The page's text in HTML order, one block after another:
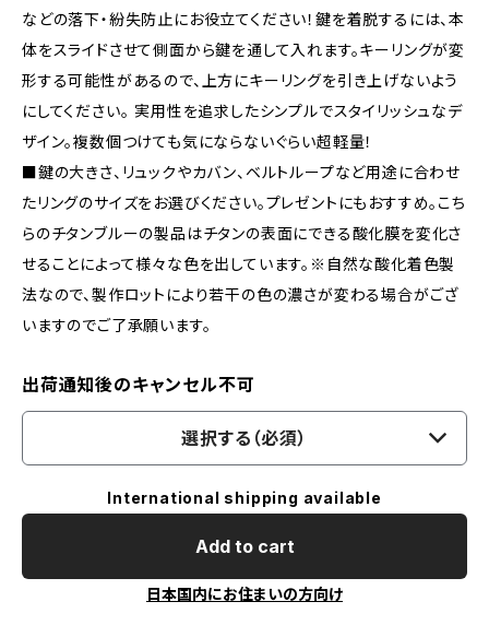
などの落下・紛失防止にお役立てください！鍵を着脱するには、本
体をスライドさせて側面から鍵を通して入れます。キーリングが変
形する可能性があるので、上方にキーリングを引き上げないよう
にしてください。 実用性を追求したシンプルでスタイリッシュなデ
ザイン。複数個つけても気にならないぐらい超軽量！
■鍵の大きさ、リュックやカバン、ベルトループなど用途に合わせ
たリングのサイズをお選びください。プレゼントにもおすすめ。こち
らのチタンブルーの製品はチタンの表面にできる酸化膜を変化さ
せることによって様々な色を出しています。※自然な酸化着色製
法なので、製作ロットにより若干の色の濃さが変わる場合がござ
いますのでご了承願います。
出荷通知後のキャンセル不可
選択する（必須）
International shipping available
Add to cart
日本国内にお住まいの方向け